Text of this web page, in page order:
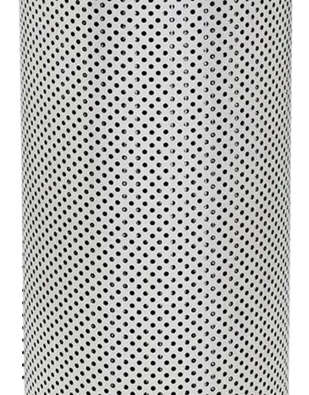
Palvelut
Suunnitteluratkaisut
Hydrauliikkaletkut
Erikoisletkut
Kokoonpano ja räätälöinti
Päävarasto
Digitaaliset tilauskanavat
Myymälät
Palveluvarastot
Ennakoiva kartoitus
Enerpac-huolto
24h päivystys
Tekninen tuki
Sylinterilaskuri
Sähköteholaskuri
Virtausnopeuslaskuri
Hammaspyöräpumpun tilavuuslaskuri
Hydrauliteholaskuri
Teollisuusletkuhaku
Suodatinhaku
Magneettikelahaku
Meistä
Tarina
Avoimet työpaikat
Ympäristöpolitiikka
Messut ja tapahtumat
Laskutustiedot
Tilinavaushakemus
Jälleenmyyjät